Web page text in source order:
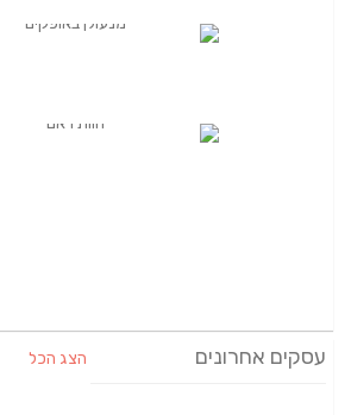
עסקים אחרונים הצג הכל